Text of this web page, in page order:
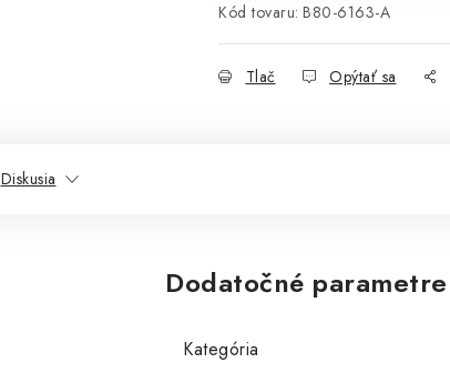
Kód tovaru: B80-6163-A
Tlač Opýtať sa
Diskusia
Dodatočné parametre
Kategória